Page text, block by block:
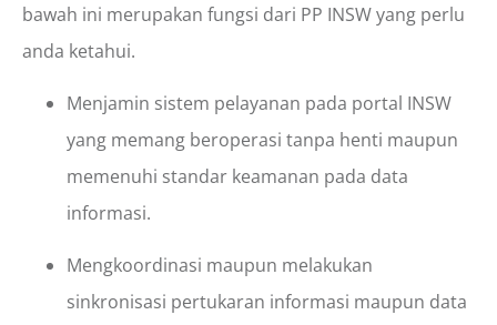
bawah ini merupakan fungsi dari PP INSW yang perlu
anda ketahui.
Menjamin sistem pelayanan pada portal INSW
yang memang beroperasi tanpa henti maupun
memenuhi standar keamanan pada data
informasi.
Mengkoordinasi maupun melakukan
sinkronisasi pertukaran informasi maupun data